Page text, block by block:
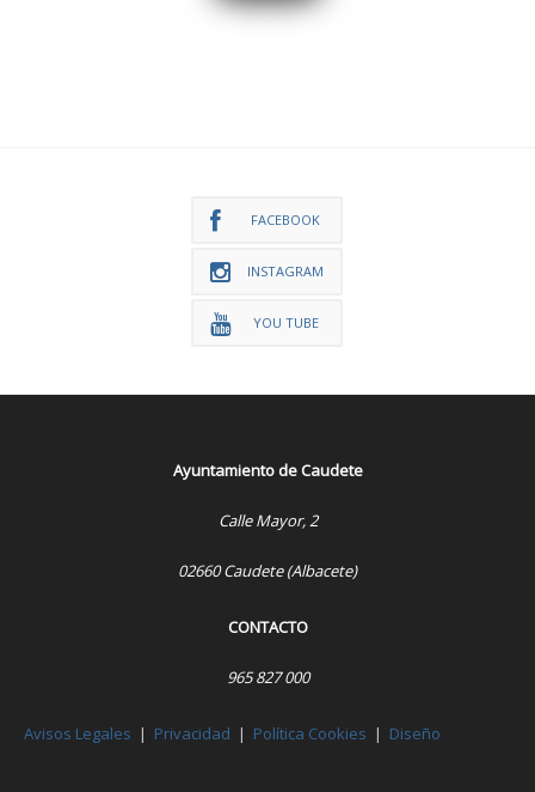
FACEBOOK
INSTAGRAM
YOU TUBE
Ayuntamiento de Caudete
Calle Mayor, 2
02660 Caudete (Albacete)
CONTACTO
965 827 000
Avisos Legales | Privacidad | Política Cookies | Diseño